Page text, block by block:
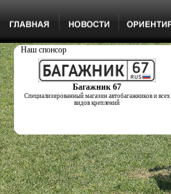
Наш спонсор
Багажник 67
Специализированный магазин автобагажников и всех
видов креплений